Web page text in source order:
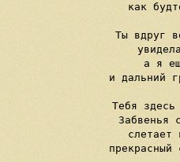
как
Ты вдруг
а я
и дальний
Тебя здесь
Забвенья
слетает
прекрасный